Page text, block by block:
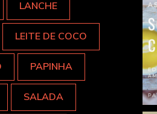
LANCHE
LEITE DE COCO
PAPINHA
SALADA